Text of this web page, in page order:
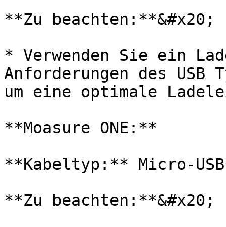
**Zu beachten:**&#x20;
* Verwenden Sie ein
Anforderungen des
um eine optimale
**Moasure ONE:**
**Kabeltyp:** Micro-USB
**Zu beachten:**&#x20;